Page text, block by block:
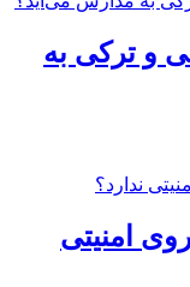
و ترکی به
امنیتی